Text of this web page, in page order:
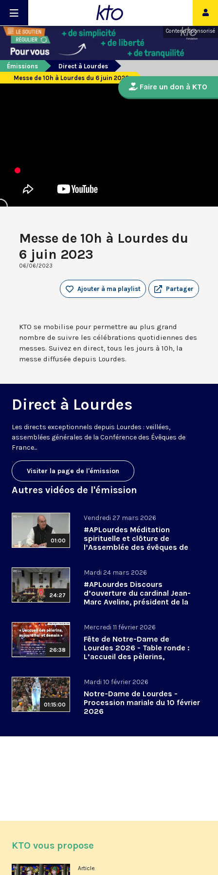
Contenu sponsorisé
Émissions
Direct à Lourdes
Messe de 10h à Lourdes du 6 juin 2023
Messe de 10h à Lourdes du
6 juin 2023
06/06/2023
Partager
Ajouter à ma playlist
KTO se mobilise pour permettre au plus grand
nombre de suivre les célébrations quotidiennes des
messes. Suivez en direct, tous les jours à 10h, la
messe diffusée depuis Lourdes.
Direct à Lourdes
Les directs exceptionnels depuis Lourdes : veillées,
assemblées générales de la Conférence des Évêques de
France...
Visiter la page de l'émission
Autres vidéos de l'émission
01:00
Vendredi 27 mars 2026
#APLourdes Méditation
spirituelle et clôture de
l’Assemblée des évêques de
24:27
Mardi 24 mars 2026
#APLourdes Discours
d’ouverture du cardinal Jean-
Marc Aveline, président de la
26:38
Mercredi 11 février 2026
Fête de Notre-Dame de
Lourdes 2026 - Table ronde :
L’accueil des pèlerins,
01:15:00
Mardi 10 février 2026
Notre-Dame de Lourdes -
Procession mariale du 10 février
2026
Faire un don à KTO
KTO vous propose
Article